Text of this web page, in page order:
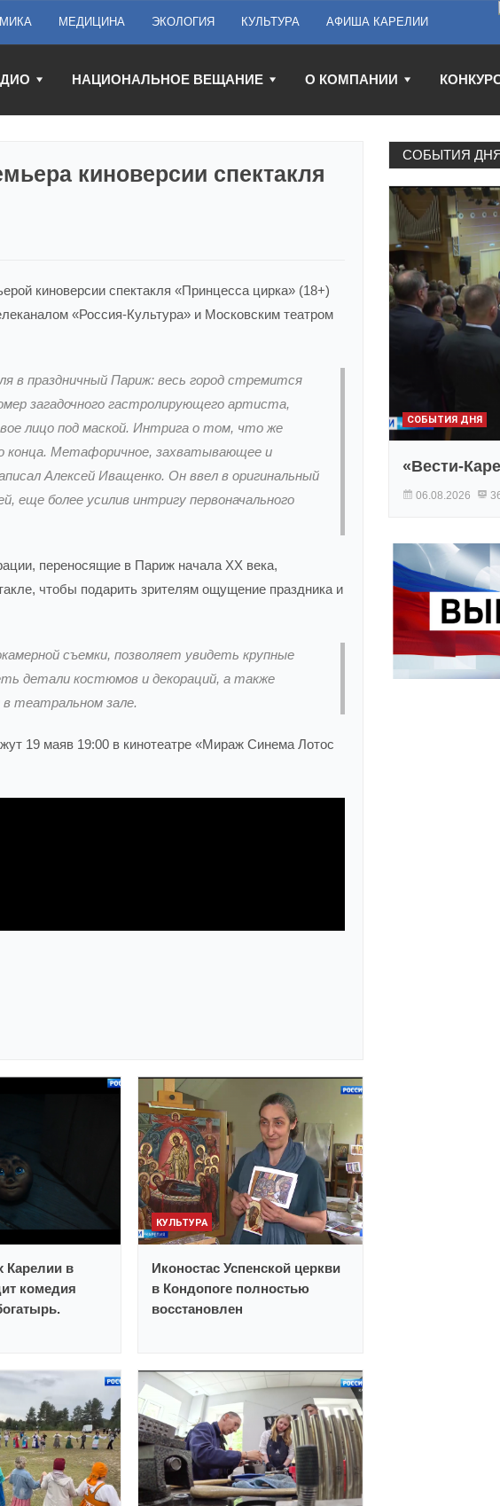
МЕДИЦИНА ЭКОЛОГИЯ КУЛЬТУРА АФИША КАРЕЛИИ
НАЦИОНАЛЬНОЕ ВЕЩАНИЕ О КОМПАНИИ
киноверсии спектакля
киноверсии спектакля «Принцесса цирка» (18+)
«Россия-Культура» и Московским театром
в праздничный Париж: весь город стремится
загадочного гастролирующего артиста,
лицо под маской. Интрига о том, что же
конца. Метафоричное, захватывающее и
Алексей Иващенко. Он ввел в оригинальный
еще более усилив интригу первоначального
переносящие в Париж начала ХХ века,
чтобы подарить зрителям ощущение праздника и
съемки, позволяет увидеть крупные
детали костюмов и декораций, а также
театральном зале.
19 маяв 19:00 в кинотеатре «Мираж Синема Лотос
Карелии в
комедия
КУЛЬТУРА
Иконостас Успенской церкви
в Кондопоге полностью
восстановлен
СОБЫТИЯ
СОБЫТИЯ ДНЯ
«Вести-
06.08.2026